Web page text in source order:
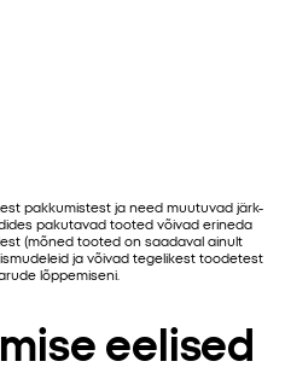
pakkumistest ja need muutuvad järk-
pakutavad tooted võivad erineda
(mõned tooted on saadaval ainult
ja võivad tegelikest toodetest
lõppemiseni.
eelised